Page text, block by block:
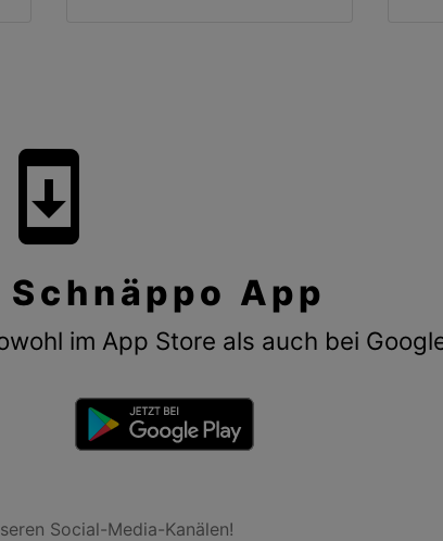
system_update
App
im App Store als auch bei
Social-Media-Kanälen!